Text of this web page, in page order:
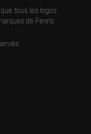
tous les logos
de Fenris